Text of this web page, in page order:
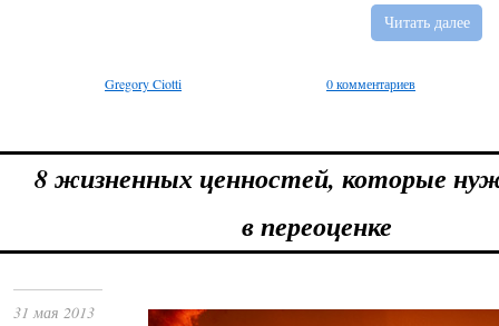
Читать далее
Gregory Ciotti 0 комментариев
8 жизненных ценностей, которые
в переоценке
31 мая 2013